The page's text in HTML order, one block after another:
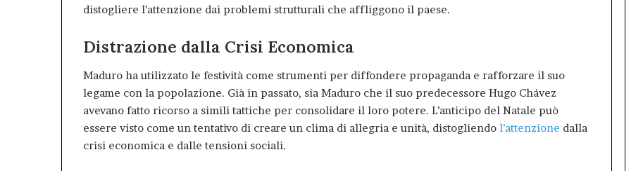
distogliere l’attenzione dai problemi strutturali che affliggono il paese.
Distrazione dalla Crisi Economica
Maduro ha utilizzato le festività come strumenti per diffondere propaganda e rafforzare il suo
legame con la popolazione. Già in passato, sia Maduro che il suo predecessore Hugo Chávez
avevano fatto ricorso a simili tattiche per consolidare il loro potere. L’anticipo del Natale può
essere visto come un tentativo di creare un clima di allegria e unità, distogliendo l’attenzione dalla
crisi economica e dalle tensioni sociali.